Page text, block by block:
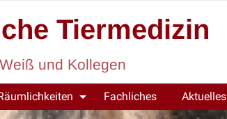
Tiermedizin
und Kollegen
Fachliches Aktuelles